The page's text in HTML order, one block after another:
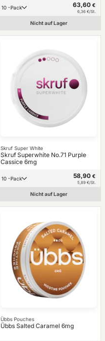
10 -Pack 63,60 €
6,36 €/St.
Nicht auf Lager
Skruf Super White
Skruf Superwhite No.71 Purple
Cassice 6mg
10 -Pack 58,90 €
5,89 €/St.
Nicht auf Lager
Übbs Pouches
Übbs Salted Caramel 6mg